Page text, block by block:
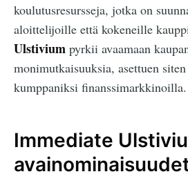
koulutusresursseja, jotka on
aloittelijoille että kokeneille
Ulstivium pyrkii avaamaan
monimutkaisuuksia, asettuen
kumppaniksi finanssimarkkinoilla.
Immediate